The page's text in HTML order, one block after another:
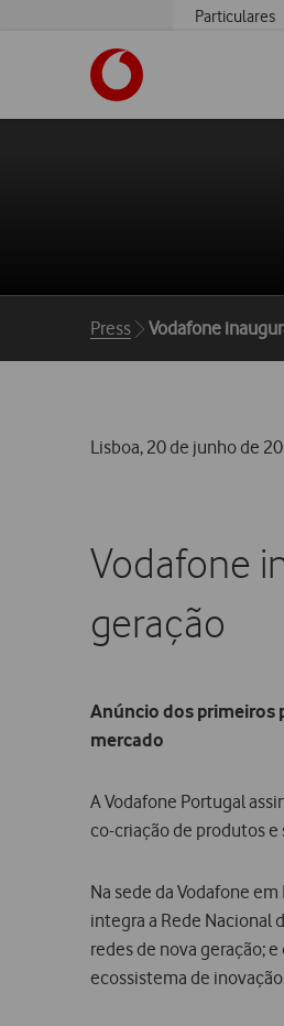
Particulares
Breadcrumbs
Press Vodafone
Lisboa, 20 de junho de
Vodafone
geração
Anúncio dos primeiros
mercado
A Vodafone Portugal
co-criação de produtos
Na sede da Vodafone
integra a Rede Nacional
redes de nova geração;
ecossistema de